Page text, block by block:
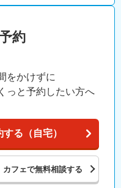
約
をかけずに
っと予約したい方へ
る（自宅）
カフェで無料相談する